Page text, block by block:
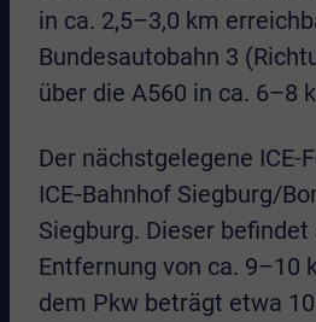
in ca. 2,5–3,0 km
Bundesautobahn 3
über die A560 in ca. 6–8
Der nächstgelegene ICE-
ICE‑Bahnhof Siegburg/
Siegburg. Dieser
Entfernung von ca. 9–10
dem Pkw beträgt etwa